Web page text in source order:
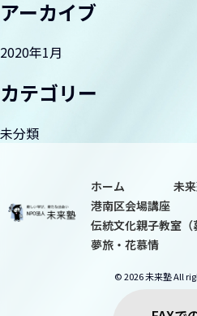
アーカイブ
2020年1月
カテゴリー
未分類
ホーム 未
港南区会場講座
伝統文化親子教室（
夢旅・花慕情
© 2026 未来塾 All